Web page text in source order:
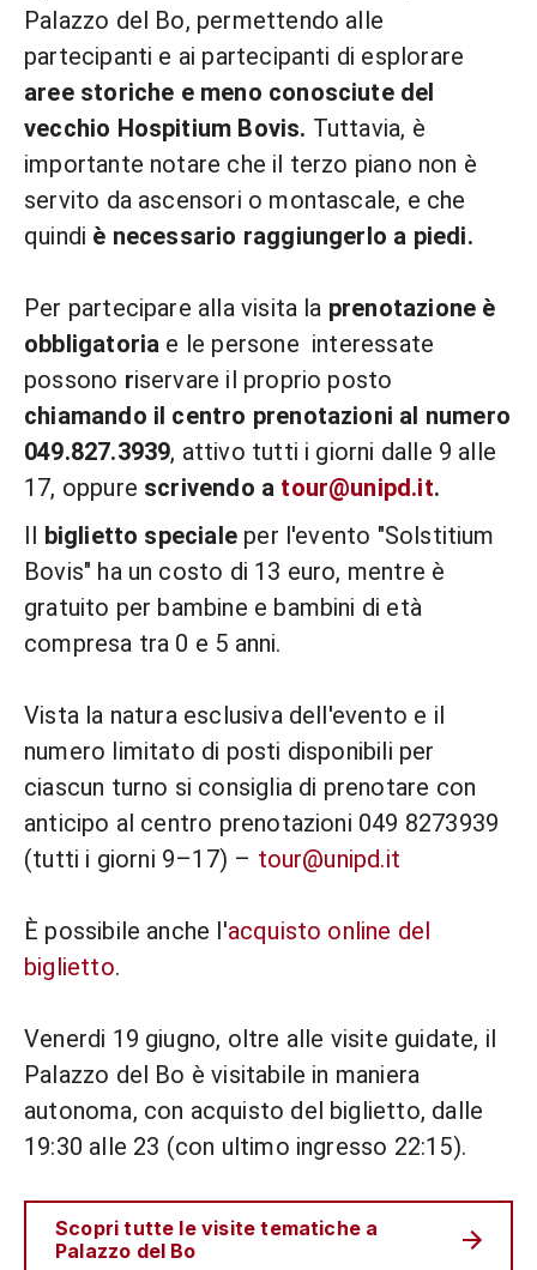
Palazzo del Bo, permettendo alle
partecipanti e ai partecipanti di esplorare
aree storiche e meno conosciute del
vecchio Hospitium Bovis. Tuttavia, è
importante notare che il terzo piano non è
servito da ascensori o montascale, e che
quindi è necessario raggiungerlo a piedi.
Per partecipare alla visita la prenotazione è
obbligatoria e le persone interessate
possono riservare il proprio posto
chiamando il centro prenotazioni al numero
049.827.3939, attivo tutti i giorni dalle 9 alle
17, oppure scrivendo a tour@unipd.it.
Il biglietto speciale per l'evento "Solstitium
Bovis" ha un costo di 13 euro, mentre è
gratuito per bambine e bambini di età
compresa tra 0 e 5 anni.
Vista la natura esclusiva dell'evento e il
numero limitato di posti disponibili per
ciascun turno si consiglia di prenotare con
anticipo al centro prenotazioni 049 8273939
(tutti i giorni 9–17) – tour@unipd.it
È possibile anche l'acquisto online del
biglietto.
Venerdi 19 giugno, oltre alle visite guidate, il
Palazzo del Bo è visitabile in maniera
autonoma, con acquisto del biglietto, dalle
19:30 alle 23 (con ultimo ingresso 22:15).
Scopri tutte le visite tematiche a
Palazzo del Bo